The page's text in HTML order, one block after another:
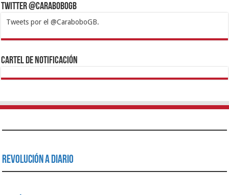
Twitter @CaraboboGB
Tweets por el @CaraboboGB.
1xbetBetturkeyBetistKralbetSupertotobetTipobetMatadorbetMariobet
https://mvbcasino.com/
Cartel de Notificación
Revolución a Diario